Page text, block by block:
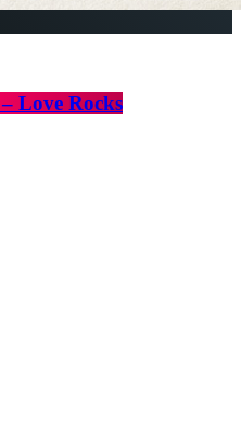
רוק בצהריים 306 – 31.07.26 – Love Rocks